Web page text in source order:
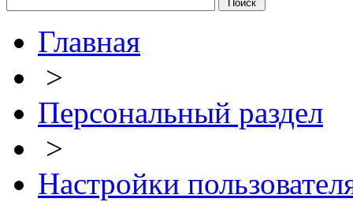
Главная
>
Персональный раздел
>
Настройки